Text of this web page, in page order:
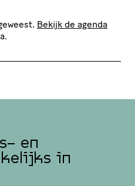
Bekijk de agenda
en
in